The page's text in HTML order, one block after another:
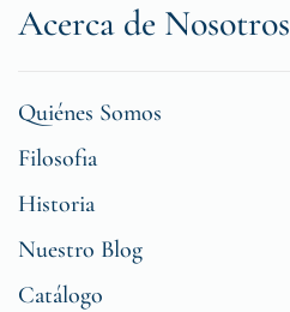
Acerca de Nosotros
Quiénes Somos
Filosofia
Historia
Nuestro Blog
Catálogo